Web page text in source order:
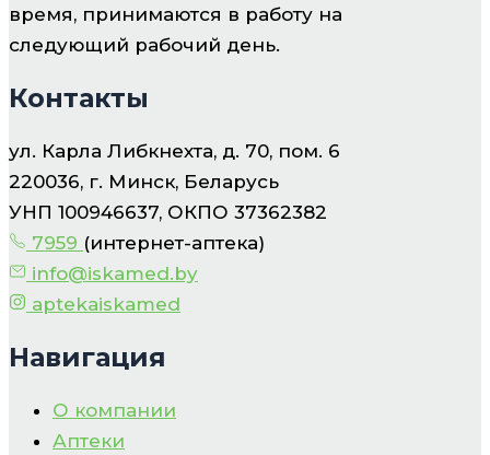
время, принимаются в работу на
следующий рабочий день.
Контакты
ул. Карла Либкнехта, д. 70, пом. 6
220036, г. Минск, Беларусь
УНП 100946637, ОКПО 37362382
7959 (интернет-аптека)
info@iskamed.by
aptekaiskamed
Навигация
О компании
Аптеки